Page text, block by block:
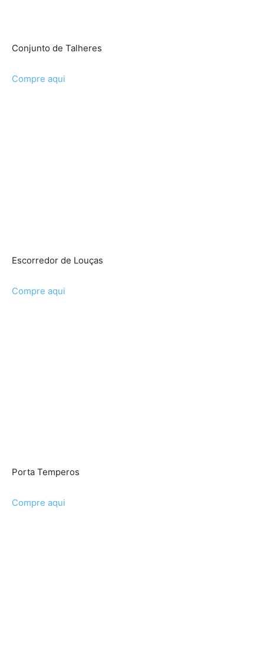
Conjunto de Talheres
Compre aqui
Escorredor de Louças
Compre aqui
Porta Temperos
Compre aqui